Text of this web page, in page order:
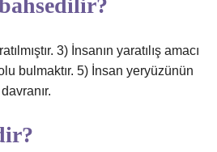
3) İnsanın yaratılış amacı
bulmaktır. 5) İnsan yeryüzünün